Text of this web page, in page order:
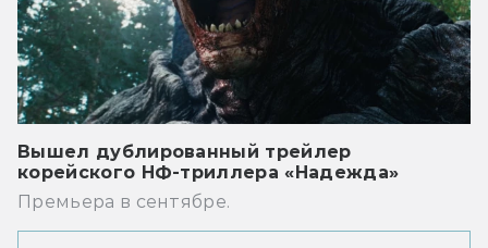
Вышел дублированный трейлер
корейского НФ-триллера «Надежда»
Премьера в сентябре.